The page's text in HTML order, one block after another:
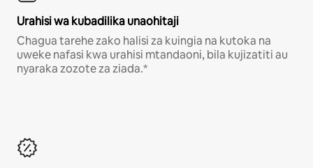
Urahisi wa kubadilika unaohitaji
Chagua tarehe zako halisi za kuingia na kutoka na
uweke nafasi kwa urahisi mtandaoni, bila kujizatiti au
nyaraka zozote za ziada.*